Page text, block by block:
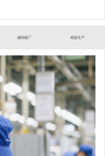
越南验厂 精益生产